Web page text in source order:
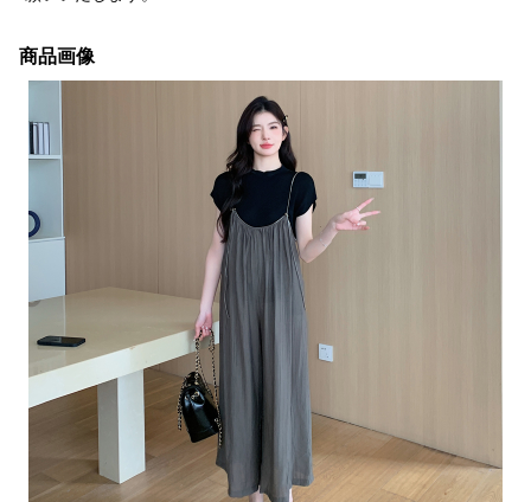
商品画像